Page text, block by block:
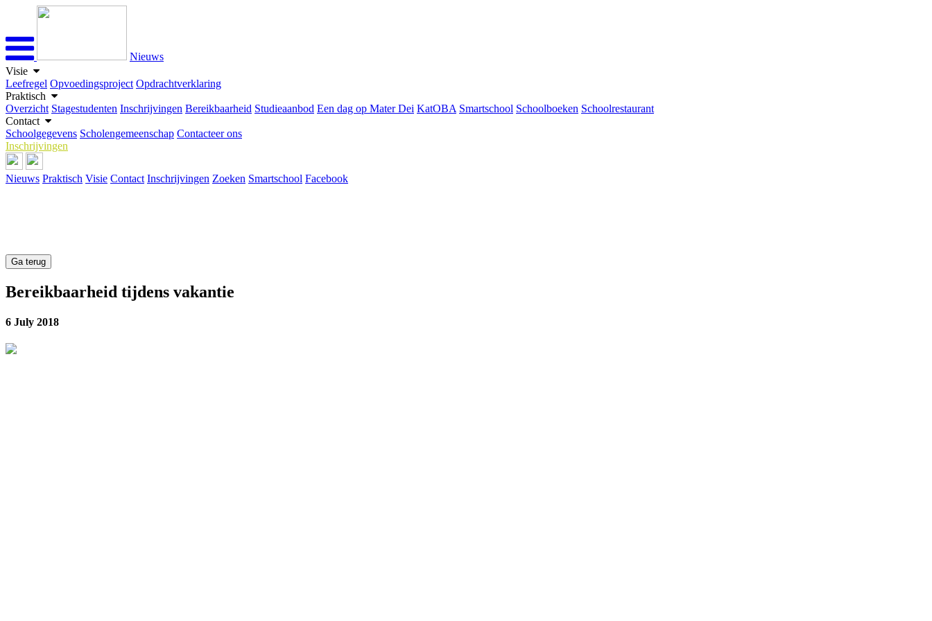
Nieuws
Visie
Leefregel Opvoedingsproject Opdrachtverklaring
Praktisch
Overzicht Stagestudenten Inschrijvingen Bereikbaarheid Studieaanbod Een dag op Mater Dei KatOBA Smartschool Schoolboeken Schoolrestaurant
Contact
Schoolgegevens Scholengemeenschap Contacteer ons
Inschrijvingen
Nieuws Praktisch Visie Contact Inschrijvingen Zoeken Smartschool Facebook
Ga terug
Bereikbaarheid tijdens vakantie
6 July 2018